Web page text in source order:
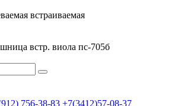
встраиваемая
встр. виола пс-705б
756-38-83 +7(3412)57-08-37